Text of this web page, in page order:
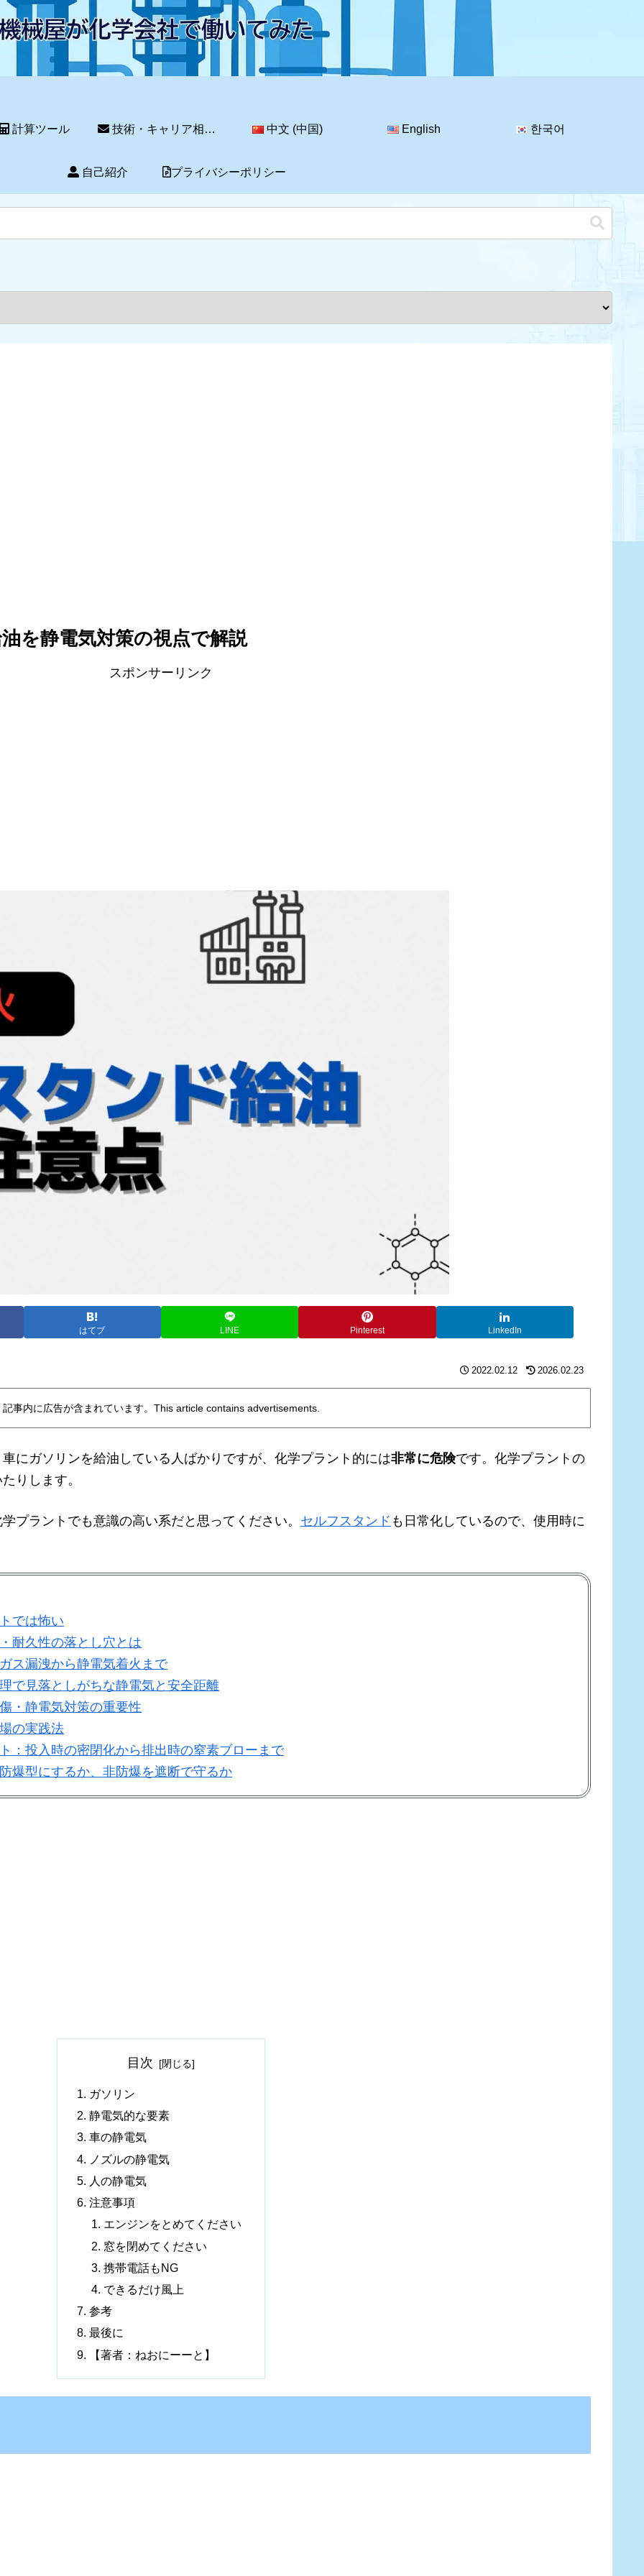
計算ツール 技術・キャリア相談サービス 中文 (中国) English 한국어
自己紹介 プライバシーポリシー
を静電気対策の視点で解説
スポンサーリンク
はてブ LINE Pinterest LinkedIn
2022.02.12 2026.02.23
記事内に広告が含まれています。This article contains advertisements.
にガソリンを給油している人ばかりですが、化学プラント的には非常に危険です。化学プラントの
りします。
プラントでも意識の高い系だと思ってください。 セルフスタンド も日常化しているので、使用時に
では怖い
耐久性の落とし穴とは
ス漏洩から静電気着火まで
で見落としがちな静電気と安全距離
・静電気対策の重要性
の実践法
：投入時の密閉化から排出時の窒素ブローまで
爆型にするか、非防爆を遮断で守るか
目次
ガソリン
静電気的な要素
車の静電気
ノズルの静電気
人の静電気
注意事項
エンジンをとめてください
窓を閉めてください
携帯電話もNG
できるだけ風上
参考
最後に
【著者：ねおにーーと】